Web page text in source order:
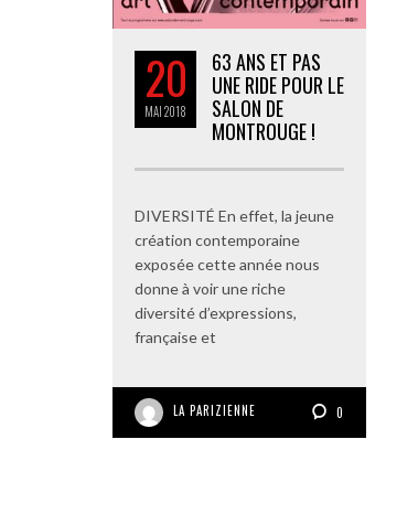
20
MAI2018
63 ANS ET PAS
UNE RIDE POUR LE
SALON DE
MONTROUGE !
DIVERSITÉ En effet, la jeune
création contemporaine
exposée cette année nous
donne à voir une riche
diversité d’expressions,
française et
LA PARIZIENNE 0